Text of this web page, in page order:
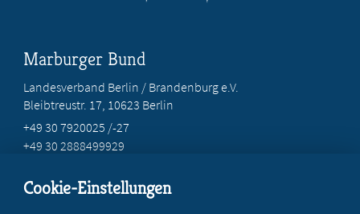
Marburger Bund
Landesverband Berlin / Brandenburg e.V.
Bleibtreustr. 17, 10623 Berlin
+49 30 7920025 /-27
+49 30 2888499929
Cookie-Einstellungen